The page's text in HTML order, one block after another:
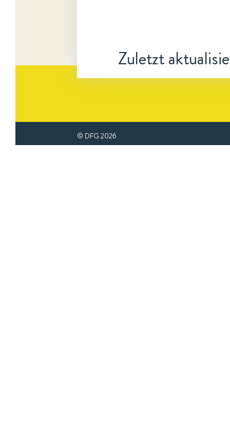
Zuletzt
© DFG 2026